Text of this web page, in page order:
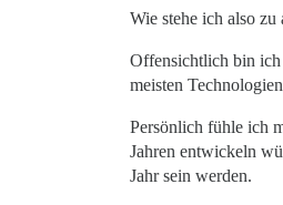
Wie stehe ich also
Offensichtlich bin ich
meisten
Persönlich fühle ich
Jahren entwickeln
Jahr sein werden.